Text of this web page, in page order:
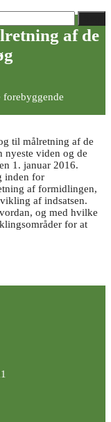
af de
til målretning af de
nyeste viden og de
1. januar 2016.
inden for
af formidlingen,
af indsatsen.
og med hvilke
for at